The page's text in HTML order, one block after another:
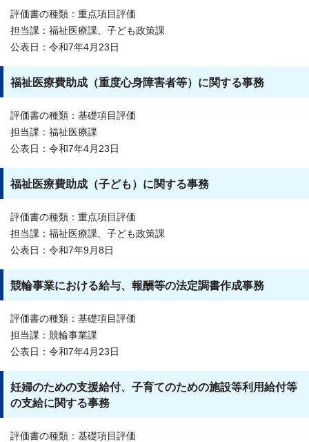
評価書の種類：重点項目評価
担当課：福祉医療課、子ども政策課
公表日：令和7年4月23日
福祉医療費助成（重度心身障害者等）に関する事務
評価書の種類：基礎項目評価
担当課：福祉医療課
公表日：令和7年4月23日
福祉医療費助成（子ども）に関する事務
評価書の種類：重点項目評価
担当課：福祉医療課、子ども政策課
公表日：令和7年9月8日
競輪事業における給与、報酬等の法定調書作成事務
評価書の種類：基礎項目評価
担当課：競輪事業課
公表日：令和7年4月23日
妊婦のための支援給付、子育てのための施設等利用給付等
の支給に関する事務
評価書の種類：基礎項目評価